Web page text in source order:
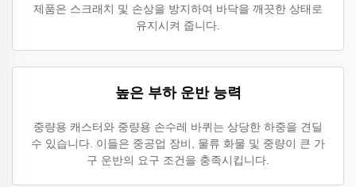
제품은 스크래치 및 손상을 방지하여 바닥을 깨끗한 상태로
유지시켜 줍니다.
높은 부하 운반 능력
중량용 캐스터와 중량용 손수레 바퀴는 상당한 하중을 견딜
수 있습니다. 이들은 중공업 장비, 물류 화물 및 중량이 큰 가
구 운반의 요구 조건을 충족시킵니다.